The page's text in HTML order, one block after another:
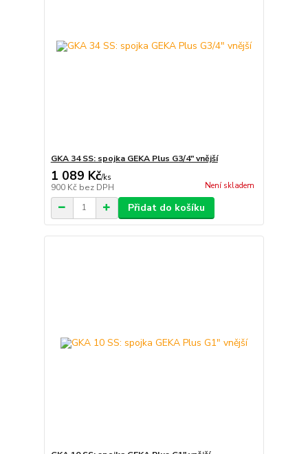
GKA 34 SS: spojka GEKA Plus G3/4" vnější
1 089 Kč/ks
900 Kč bez DPH Není skladem
Přidat do košíku